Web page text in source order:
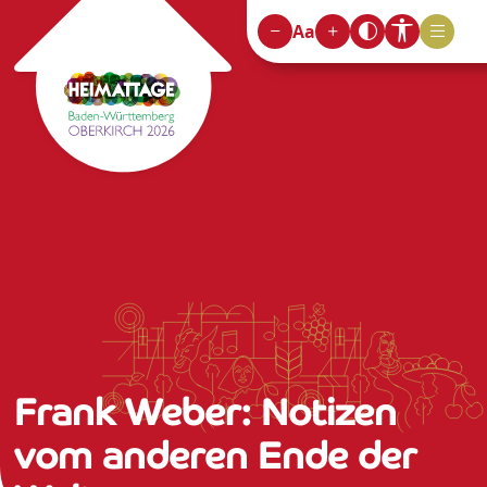
Aa
Frank Weber: Notizen
vom anderen Ende der